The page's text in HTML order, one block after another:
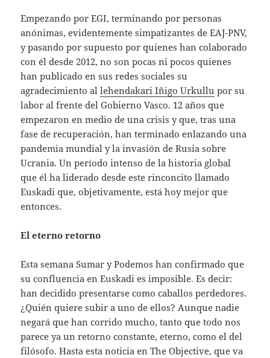
Empezando por EGI, terminando por personas
anónimas, evidentemente simpatizantes de EAJ-PNV,
y pasando por supuesto por quienes han colaborado
con él desde 2012, no son pocas ni pocos quienes
han publicado en sus redes sociales su
agradecimiento allehendakari Iñigo Urkullu por su
labor al frente del Gobierno Vasco. 12 años que
empezaron en medio de una crisis y que, tras una
fase de recuperación, han terminado enlazando una
pandemia mundial y la invasión de Rusia sobre
Ucrania. Un período intenso de la historia global
que él ha liderado desde este rinconcito llamado
Euskadi que, objetivamente, está hoy mejor que
entonces.
El eterno retorno
Esta semana Sumar y Podemos han confirmado que
su confluencia en Euskadi es imposible. Es decir:
han decidido presentarse como caballos perdedores.
¿Quién quiere subir a uno de ellos? Aunque nadie
negará que han corrido mucho, tanto que todo nos
parece ya un retorno constante, eterno, como el del
filósofo. Hasta esta noticia en The Objective, que va